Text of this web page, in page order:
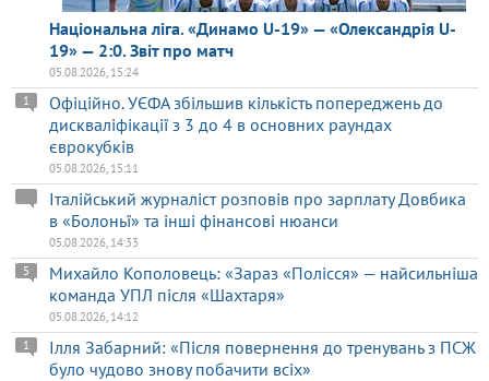
Національна ліга. «Динамо U-19» — «Олександрія U-
19» — 2:0. Звіт про матч
05.08.2026, 15:24
Офіційно. УЄФА збільшив кількість попереджень до
дискваліфікації з 3 до 4 в основних раундах
єврокубків
1
05.08.2026, 15:11
Італійський журналіст розповів про зарплату Довбика
в «Болоньї» та інші фінансові нюанси
05.08.2026, 14:33
Михайло Кополовець: «Зараз «Полісся» — найсильніша
команда УПЛ після «Шахтаря»
5
05.08.2026, 14:12
Ілля Забарний: «Після повернення до тренувань з ПСЖ
було чудово знову побачити всіх»
1